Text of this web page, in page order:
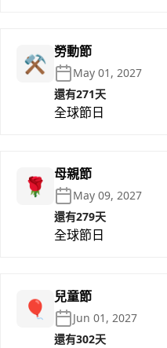
⚒️ 勞動節
May 01, 2027
還有271天
全球節日
🌹 母親節
May 09, 2027
還有279天
全球節日
🎈 兒童節
Jun 01, 2027
還有302天